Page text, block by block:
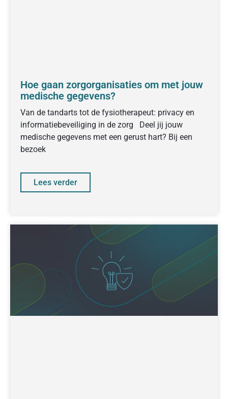
Hoe gaan zorgorganisaties om met jouw
medische gegevens?
Van de tandarts tot de fysiotherapeut: privacy en
informatiebeveiliging in de zorg Deel jij jouw
medische gegevens met een gerust hart? Bij een
bezoek
Lees verder